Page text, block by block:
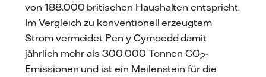
von 188.000 britischen Haushalten entspricht.
Im Vergleich zu konventionell erzeugtem
Strom vermeidet Pen y Cymoedd damit
jährlich mehr als 300.000 Tonnen CO2-
Emissionen und ist ein Meilenstein für die